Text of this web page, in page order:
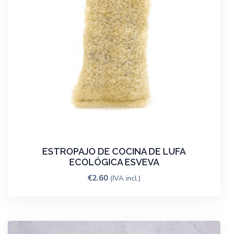
ESTROPAJO DE COCINA DE LUFA
ECOLÓGICA ESVEVA
€2.60 (IVA incl.)